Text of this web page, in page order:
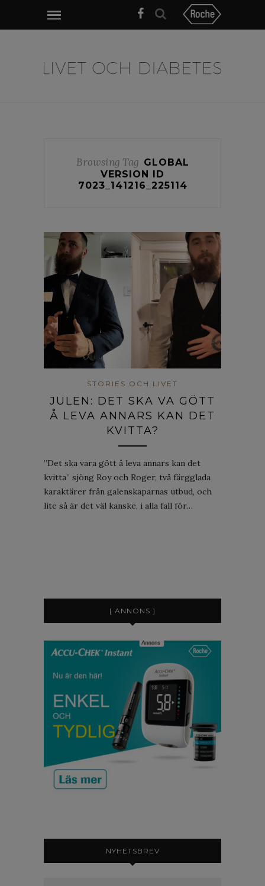
Browsing Tag GLOBAL
VERSION ID
7023_141216_225114
STORIES OCH LIVET
JULEN: DET SKA VA GÖTT
Å LEVA ANNARS KAN DET
KVITTA?
”Det ska vara gött å leva annars kan det
kvitta” sjöng Roy och Roger, två färgglada
karaktärer från galenskaparnas utbud, och
lite så är det väl kanske, i alla fall för…
[ ANNONS ]
NYHETSBREV